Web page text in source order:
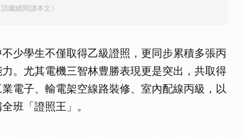
繼續閱讀本文）
少學生不僅取得乙級證照，更同步累積多張丙
。尤其電機三智林豊勝表現更是突出，共取得
電子、輸電架空線路裝修、室內配線丙級，以
班「證照王」。